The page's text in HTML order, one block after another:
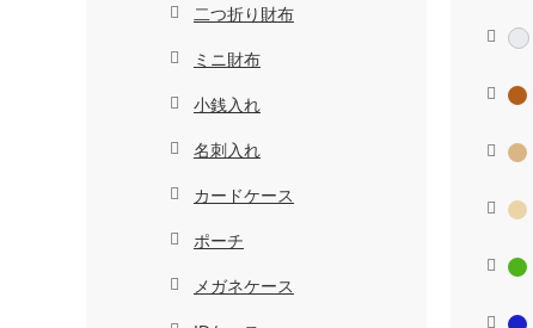
二つ折り財布
ミニ財布
小銭入れ
名刺入れ
カードケース
ポーチ
メガネケース